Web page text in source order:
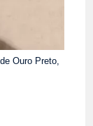
Ouro Preto,